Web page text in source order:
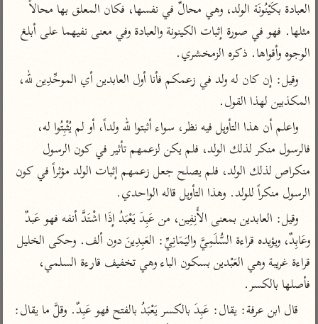
جمع الأقوال
تفسير ابن الجوزي
تفسير الماوردي
منتقاة
تفسير ابن القيم
تفسير ابن تيمية
عامّة
تفسير السمعاني
تفسير مكّي
محاسن التأويل
للقاسمي
تفسير الثعالبي
تفسير الرازي
أخرى
نظم الدرر للبقاعي
لغة وبلاغة
التحرير والتنوير
المحرر الوجيز لابن
عطية
البحر المحيط لأبي
حيان
البسيط للواحدي
تفسير ابن عثيمين
مركَّزة العبارة
تفسير الجلالين
جامع البيان للإيجي
تفسير البيضاوي
تفسير النسفي
تفسير ابن أبي زمنين
آثار
المأثور
الوجوه وأقواها. ذكره الزمخشري.
المكذبين لهذا القول.
الرسول منكراً للولد. وهذا التأويل قاله الواحدي.
فأصلها بالكسر.